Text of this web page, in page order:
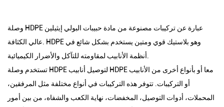
وصلة HDPE عبارة عن تركيبات مصنوعة من مادة حبيبات البولي إيثيلين
عالي الكثافة. HDPE وهو بلاستيك قوي ومتين يستخدم بشكل شائع في
أنظمة الأنابيب لمقاومته للتآكل والأضرار الكيميائية.
تستخدم وصلة HDPE لتوصيل أنابيب HDPE معا أو بأنواع أخرى من الأنابيب
أو التركيبات. تتوفر هذه التركيبات في أنواع مختلفة مثل المرفقين،
المحملات، أدوات التوصيل، المخفضات، نهاية الكعب والشفاه، من بين أمور